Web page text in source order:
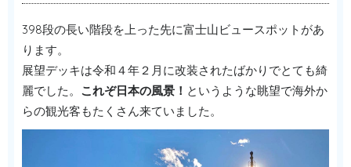
398段の長い階段を上った先に富士山ビュースポットがあ
ります。
展望デッキは令和４年２月に改装されたばかりでとても綺
麗でした。 これぞ日本の風景！ というような眺望で海外か
らの観光客もたくさん来ていました。